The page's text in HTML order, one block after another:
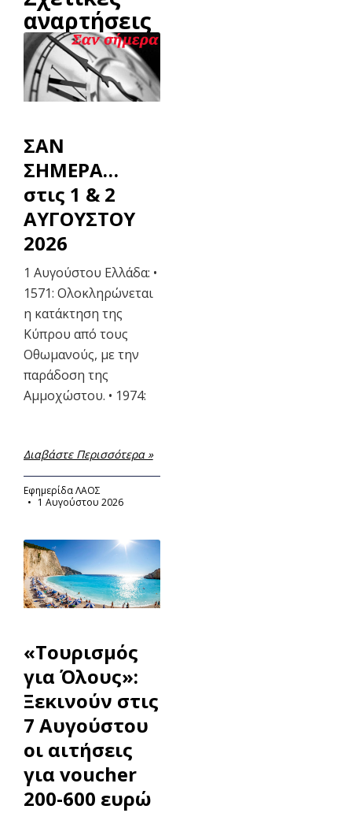
αναρτήσεις
ΣΑΝ
ΣΗΜΕΡΑ…
στις 1 & 2
ΑΥΓΟΥΣΤΟΥ
2026
1 Αυγούστου Ελλάδα: •
1571: Ολοκληρώνεται
η κατάκτηση της
Κύπρου από τους
Οθωμανούς, με την
παράδοση της
Αμμοχώστου. • 1974:
Διαβάστε Περισσότερα »
Εφημερίδα ΛΑΟΣ
1 Αυγούστου 2026
«Τουρισμός
για Όλους»:
Ξεκινούν στις
7 Αυγούστου
οι αιτήσεις
για voucher
200-600 ευρώ